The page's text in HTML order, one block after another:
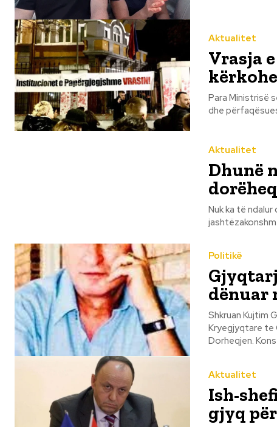
Aktualitet
Vrasja
Para Ministrisë
dhe
Aktualitet
Dhunë
Nuk ka të
Politikë
dënuar
Shkruan Kujtim Gjuzi Partia Kombetare Konservatore Albania. Kerkese
Kryegjyqtare te
Aktualitet
Ish-
gjyq